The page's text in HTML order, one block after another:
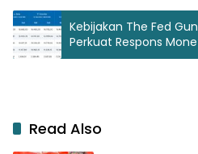
Kebijakan The Fed
Perkuat Respons
Read Also